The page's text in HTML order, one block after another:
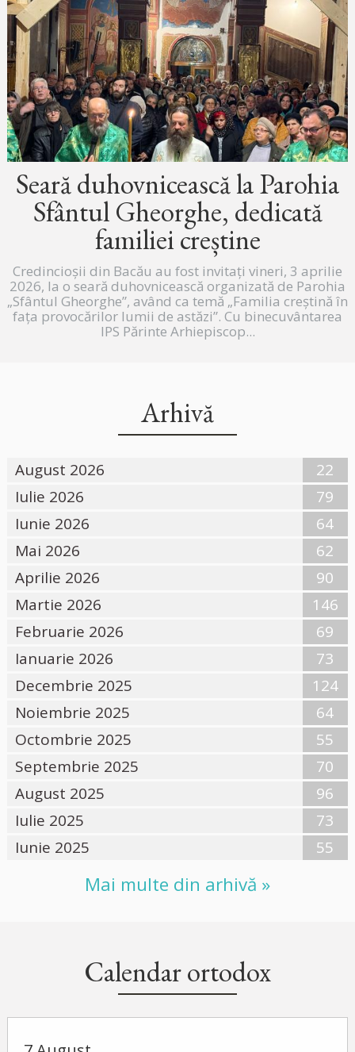
Seară duhovnicească la Parohia
Sfântul Gheorghe, dedicată
familiei creștine
Credincioșii din Bacău au fost invitați vineri, 3 aprilie
2026, la o seară duhovnicească organizată de Parohia
„Sfântul Gheorghe”, având ca temă „Familia creștină în
fața provocărilor lumii de astăzi”. Cu binecuvântarea
IPS Părinte Arhiepiscop...
Arhivă
August 2026
22
Iulie 2026
79
Iunie 2026
64
Mai 2026
62
Aprilie 2026
90
Martie 2026
146
Februarie 2026
69
Ianuarie 2026
73
Decembrie 2025
124
Noiembrie 2025
64
Octombrie 2025
55
Septembrie 2025
70
August 2025
96
Iulie 2025
73
Iunie 2025
55
Mai multe din arhivă »
Calendar ortodox